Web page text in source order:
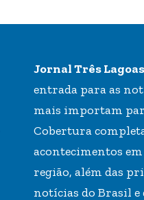
Jornal Três
entrada para as
mais importam
Cobertura
acontecimentos em
região, além das
notícias do Brasil e